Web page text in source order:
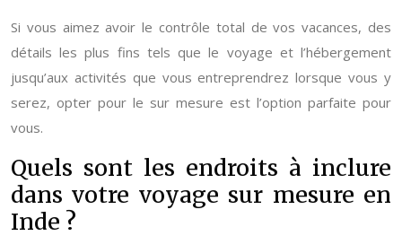
Si vous aimez avoir le contrôle total de vos vacances, des
détails les plus fins tels que le voyage et l’hébergement
jusqu’aux activités que vous entreprendrez lorsque vous y
serez, opter pour le sur mesure est l’option parfaite pour
vous.
Quels sont les endroits à inclure
dans votre voyage sur mesure en
Inde ?